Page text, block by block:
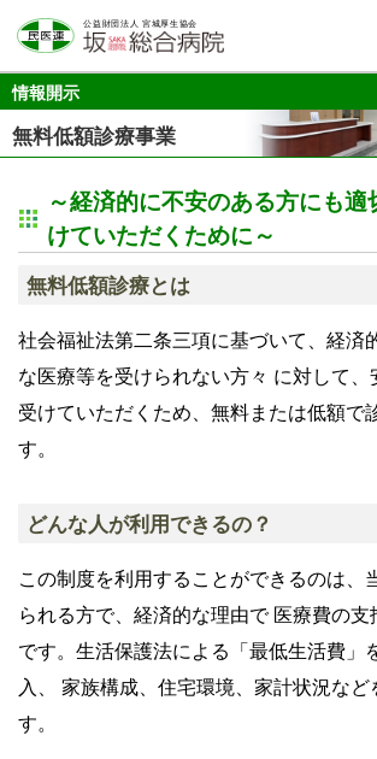
情報開示
無料低額診療事業
～経済的に不安のある方にも
けていただくために～
無料低額診療とは
社会福祉法第二条三項に基づいて、経済
な医療等を受けられない方々 に対して、
受けていただくため、無料または低額で
す。
どんな人が利用できるの？
この制度を利用することができるのは、
られる方で、経済的な理由で 医療費の支
です。生活保護法による「最低生活費」
入、 家族構成、住宅環境、家計状況など
す。